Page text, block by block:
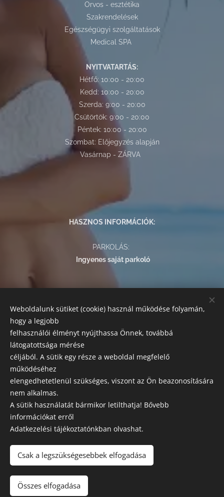
Orvos - esztétika
Szakrendelések
Egészségügyi szolgáltatások
Medical SPA
NYITVATARTÁS:
Hétfő: 10:00 - 20:00
Kedd: 10:00 - 20:00
Szerda: 9:00 - 20:00
Csütörtök: 9:00 - 20:00
Péntek: 10:00 - 20:00
Szombat: Előjegyzés alapján
Vasárnap - ZÁRVA
HASZNOS INFORMÁCIÓK:
PARKOLÁS:
Ingyenes saját parkoló
Az alábbi módokon egyenlítheti ki szolgáltatásaink árát:
készpénz, bankkártyás fizetés, SZÉP kártya.
SZAKRENDELÉSEK
Előzetes előjegyzés szükséges!
Esztétikai, orvosi központ és labor
Leírásaink tájékoztató jellegűek, a változtatás jogát fenntartjuk
2021 © MINDEN JOG FENNTARTVA
Weboldalunk sütiket (cookie) használ működése folyamán,
hogy a legjobb
felhasználói élményt nyújthassa Önnek, továbbá
látogatottsága mérése
céljából. A sütik egy része a weboldal megfelelő
működéséhez
elengedhetetlenül szükséges, viszont az Ön beazonosítására
nem alkalmas.
A sütik használatát bármikor letilthatja! Bővebb
információkat erről
Adatkezelési tájékoztatónkban olvashat.
Csak a legszükségesebbek elfogadása
Összes elfogadása